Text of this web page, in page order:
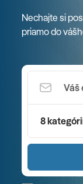
Nechajte si
priamo do
8